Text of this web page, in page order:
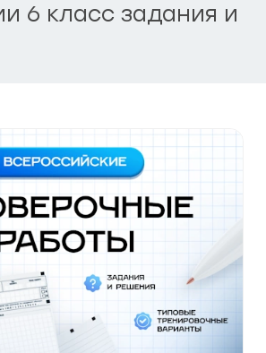
6 класс задания и